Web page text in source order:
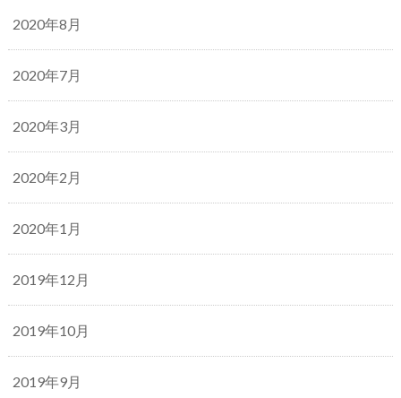
2020年8月
2020年7月
2020年3月
2020年2月
2020年1月
2019年12月
2019年10月
2019年9月